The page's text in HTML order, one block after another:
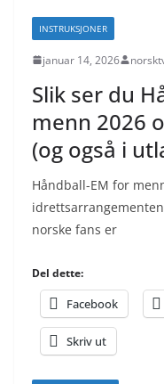
INSTRUKSJONER
januar 14, 2026
Slik ser du
menn 2026
(og også i
Håndball-EM for
norske fans er
Del dette:
Facebook
Skriv ut